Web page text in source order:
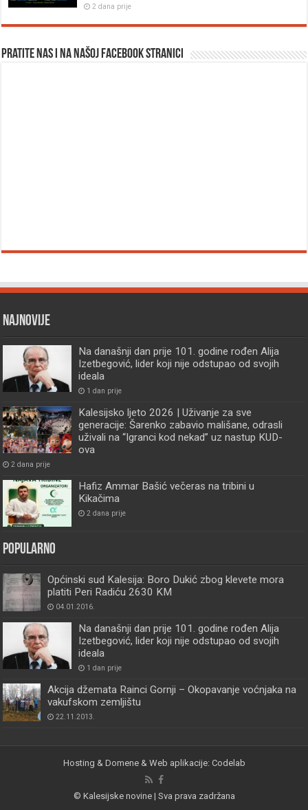
2 dana prije
Pratite nas i na našoj facebook stranici
Najnovije
Na današnji dan prije 101. godine rođen Alija
Izetbegović, lider koji nije odstupao od svojih
ideala
1 dan prije
Kalesijsko ljeto 2026 | Uživanje za sve
generacije: Šarenko zabavio mališane, odrasli
uživali na “Igranci kod nekad” uz nastup KUD-
ova
2 dana prije
Hafiz Ammar Bašić večeras na tribini u
Kikačima
2 dana prije
Popularno
Općinski sud Kalesija: Boro Dukić zbog klevete mora
platiti Peri Radiću 2630 KM
04.01.2016.
Na današnji dan prije 101. godine rođen Alija
Izetbegović, lider koji nije odstupao od svojih
ideala
1 dan prije
Akcija džemata Rainci Gornji – Okopavanje voćnjaka na
vakufskom zemljištu
22.11.2013.
Hosting & Domene & Web aplikacije: Codelab
© Kalesijske novine | Sva prava zadržana